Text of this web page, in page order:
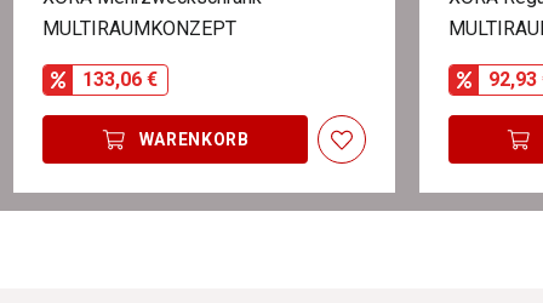
MULTIRAUMKONZEPT
133,06 €
WARENKORB
92,93